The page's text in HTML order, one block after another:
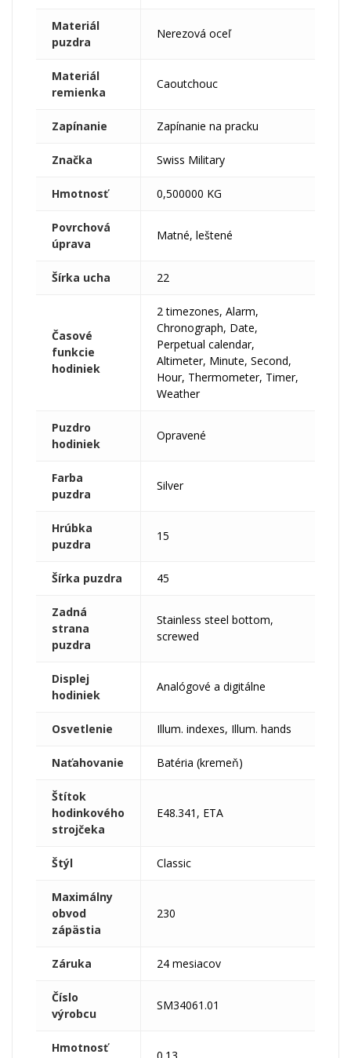
Materiál
puzdra
Nerezová oceľ
Materiál
remienka
Caoutchouc
Zapínanie Zapínanie na pracku
Značka Swiss Military
Hmotnosť 0,500000 KG
Povrchová
úprava
Matné, leštené
Šírka ucha 22
Časové
funkcie
hodiniek
2 timezones, Alarm,
Chronograph, Date,
Perpetual calendar,
Altimeter, Minute, Second,
Hour, Thermometer, Timer,
Weather
Puzdro
hodiniek
Opravené
Farba
puzdra
Silver
Hrúbka
puzdra
15
Šírka puzdra 45
Zadná
strana
puzdra
Stainless steel bottom,
screwed
Displej
hodiniek
Analógové a digitálne
Osvetlenie Illum. indexes, Illum. hands
Naťahovanie Batéria (kremeň)
Štítok
hodinkového
strojčeka
E48.341, ETA
Štýl Classic
Maximálny
obvod
zápästia
230
Záruka 24 mesiacov
Číslo
výrobcu
SM34061.01
Hmotnosť